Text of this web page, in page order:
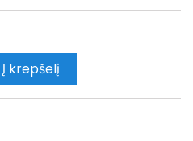
Į krepšelį